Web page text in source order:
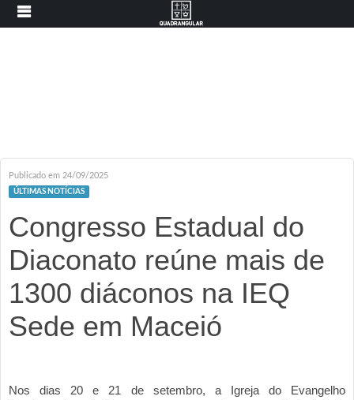
Publicado em 24/09/2025
ÚLTIMAS NOTÍCIAS
Congresso Estadual do
Diaconato reúne mais de
1300 diáconos na IEQ
Sede em Maceió
Nos dias 20 e 21 de setembro, a Igreja do Evangelho